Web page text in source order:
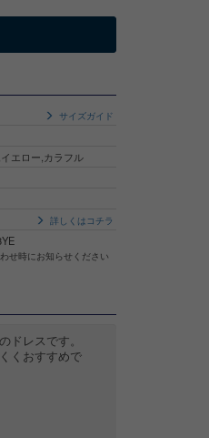
サイズガイド
エロー,カラフル
詳しくはコチラ
せ時にお知らせください
ドレスです。
くおすすめで